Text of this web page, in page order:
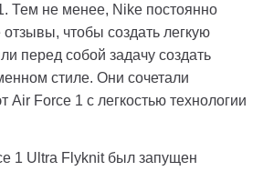
Тем не менее, Nike постоянно
чтобы создать легкую
перед собой задачу создать
стиле. Они сочетали
Air Force 1 с легкостью технологии
1 Ultra Flyknit был запущен